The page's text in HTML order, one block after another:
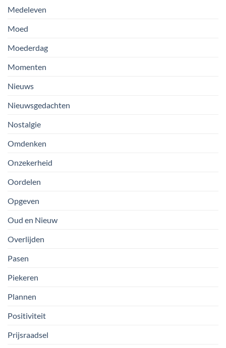
Medeleven
Moed
Moederdag
Momenten
Nieuws
Nieuwsgedachten
Nostalgie
Omdenken
Onzekerheid
Oordelen
Opgeven
Oud en Nieuw
Overlijden
Pasen
Piekeren
Plannen
Positiviteit
Prijsraadsel